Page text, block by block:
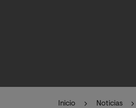
Inicio Noticias